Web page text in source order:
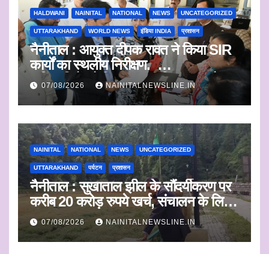
HALDWANI NAINITAL NATIONAL NEWS UNCATEGORIZED
UTTARAKHAND WORLD NEWS इंडिया INDIA प्रशासन
नैनीताल : आयुक्त दीपक रावत ने किया SIR
कार्यों का स्थलीय निरीक्षण.
अधिकारियों को दिए समयबद्ध निस्तारण और
पारदर्शिता के निर्देश
07/08/2026 NAINITALNEWSLINE.IN
NAINITAL NATIONAL NEWS UNCATEGORIZED
UTTARAKHAND पर्यटन प्रशासन
नैनीताल : सुखाताल झील के सौंदर्यीकरण पर
करीब 20 करोड़ रुपये खर्च, संचालन के लिए
संस्था का चयन जल्द
07/08/2026 NAINITALNEWSLINE.IN